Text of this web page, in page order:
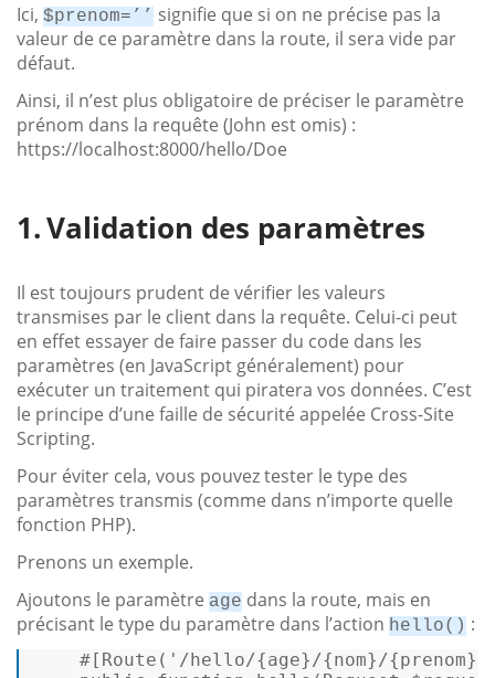
Ici, $prenom=’’ signifie que si on ne précise pas la
valeur de ce paramètre dans la route, il sera vide par
défaut.
Ainsi, il n’est plus obligatoire de préciser le paramètre
prénom dans la requête (John est omis) :
https://localhost:8000/hello/Doe
Validation des paramètres
Il est toujours prudent de vérifier les valeurs
transmises par le client dans la requête. Celui-ci peut
en effet essayer de faire passer du code dans les
paramètres (en JavaScript généralement) pour
exécuter un traitement qui piratera vos données. C’est
le principe d’une faille de sécurité appelée Cross-Site
Scripting.
Pour éviter cela, vous pouvez tester le type des
paramètres transmis (comme dans n’importe quelle
fonction PHP).
Prenons un exemple.
Ajoutons le paramètre age dans la route, mais en
précisant le type du paramètre dans l’action hello() :
#[Route ( '/hello/{age}/{nom}/{prenom}'